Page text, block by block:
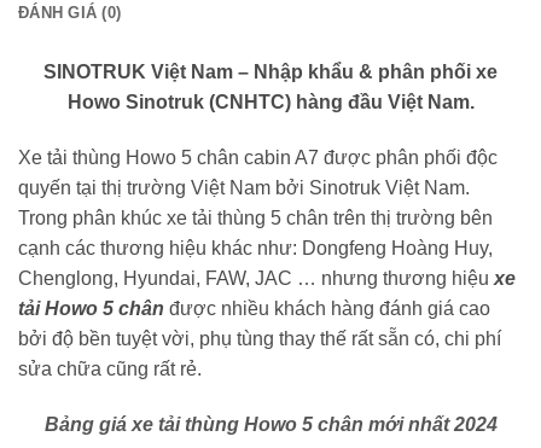
ĐÁNH GIÁ (0)
SINOTRUK Việt Nam – Nhập khẩu & phân phối xe
Howo Sinotruk (CNHTC) hàng đầu Việt Nam.
Xe tải thùng Howo 5 chân cabin A7 được phân phối độc
quyến tại thị trường Việt Nam bởi Sinotruk Việt Nam.
Trong phân khúc xe tải thùng 5 chân trên thị trường bên
cạnh các thương hiệu khác như: Dongfeng Hoàng Huy,
Chenglong, Hyundai, FAW, JAC … nhưng thương hiệu xe
tải Howo 5 chân được nhiều khách hàng đánh giá cao
bởi độ bền tuyệt vời, phụ tùng thay thế rất sẵn có, chi phí
sửa chữa cũng rất rẻ.
Bảng giá xe tải thùng Howo 5 chân mới nhất 2024